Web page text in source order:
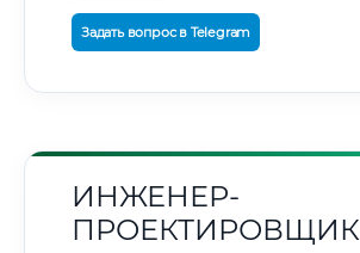
Задать вопрос в Telegram
ИНЖЕНЕР-
ПРОЕКТИРОВЩИК